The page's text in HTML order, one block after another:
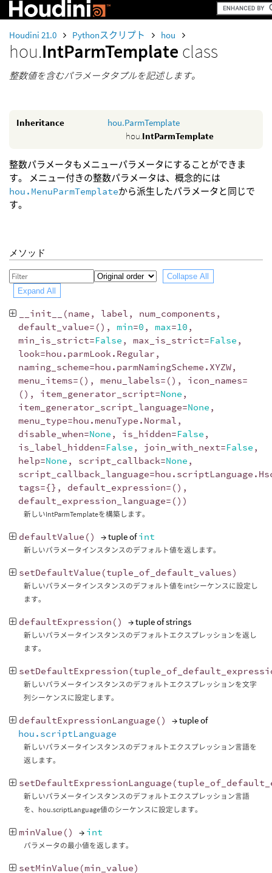
Houdini 21.0 Pythonスクリプト hou
hou.IntParmTemplate class
整数値を含むパラメータタプルを記述します。
Inheritance
hou.ParmTemplate
hou.IntParmTemplate
整数パラメータもメニューパラメータにすることができま
す。 メニュー付きの整数パラメータは、概念的には
hou.MenuParmTemplateから派生したパラメータと同じで
す。
メソッド
Collapse All
Expand All
__init__ (name , label , num_components ,
default_value= (), min=0 , max=10 ,
min_is_strict=False , max_is_strict=False ,
look=hou . parmLook. Regular ,
naming_scheme=hou . parmNamingScheme . XYZW,
menu_items= (), menu_labels= (), icon_names=
(),
item_generator_script=None ,
item_generator_script_language=None ,
menu_type=hou . menuType . Normal ,
disable_when=None , is_hidden=False ,
is_label_hidden=False , join_with_next=False ,
help=None , script_callback=None ,
script_callback_language=hou . scriptLanguage .
tags={}, default_expression= (),
default_expression_language= ())
新しいIntParmTemplateを構築します。
defaultValue () → tuple ofint
新しいパラメータインスタンスのデフォルト値を返します。
setDefaultValue (tuple_of_default_values)
新しいパラメータインスタンスのデフォルト値をintシーケンスに設定し
ます。
defaultExpression () → tuple of strings
新しいパラメータインスタンスのデフォルトエクスプレッションを返し
ます。
setDefaultExpression (
新しいパラメータインスタンスのデフォルトエクスプレッションを文字
列シーケンスに設定します。
defaultExpressionLanguage ()
→ tuple of
hou.scriptLanguage
新しいパラメータインスタンスのデフォルトエクスプレッション言語を
返します。
setDefaultExpressionLanguage (
新しいパラメータインスタンスのデフォルトエクスプレッション言語
を、hou.scriptLanguage値のシーケンスに設定します。
minValue () → int
パラメータの最小値を返します。
setMinValue (min_value)